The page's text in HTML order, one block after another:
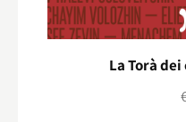
La Torà